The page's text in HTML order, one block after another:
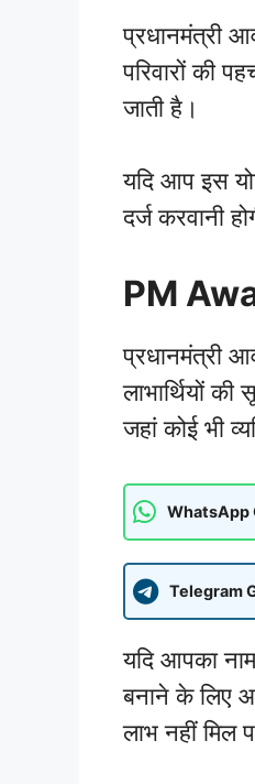
प्रधानमंत्री
परिवारों की
जाती है।
यदि आप इस
दर्ज करवानी
PM
प्रधानमंत्री
लाभार्थियों
जहां कोई भी
WhatsApp
Telegram
यदि आपका
बनाने के लिए
लाभ नहीं मिल